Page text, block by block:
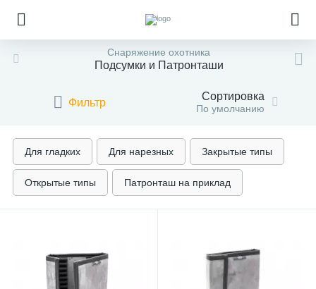
Снаряжение охотника
Подсумки и Патронташи
Фильтр Сортировка
По умолчанию
Для гладких Для нарезных Закрытые типы
Открытые типы Патронташ на приклад